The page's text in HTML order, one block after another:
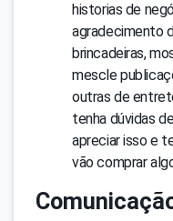
historias de
agradecimento
brincadeiras,
mescle
outras de
tenha dúvidas
apreciar isso e
vão comprar